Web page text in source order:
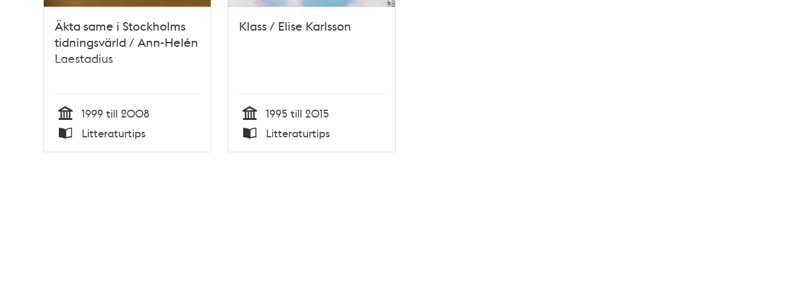
Äkta same i Stockholms
tidningsvärld / Ann-Helén
Laestadius
Tid
1999 till 2008
Typ
Litteraturtips
Klass / Elise Karlsson
Tid
1995 till 2015
Typ
Litteraturtips